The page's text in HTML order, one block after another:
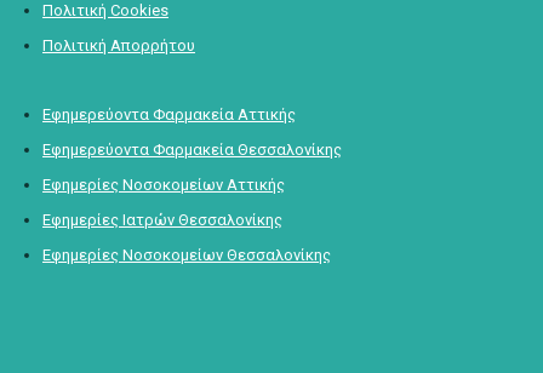
Πολιτική Cookies
Πολιτική Απορρήτου
Εφημερεύοντα Φαρμακεία Αττικής
Εφημερεύοντα Φαρμακεία Θεσσαλονίκης
Εφημερίες Νοσοκομείων Αττικής
Εφημερίες Ιατρών Θεσσαλονίκης
Εφημερίες Νοσοκομείων Θεσσαλονίκης